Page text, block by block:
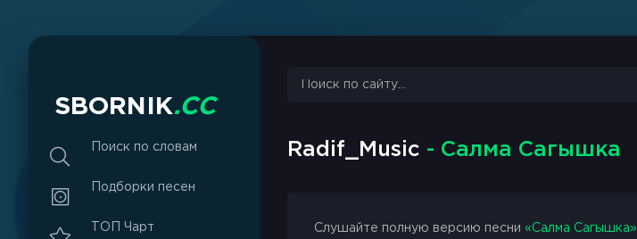
S BO R N K.CC
Radif_Music - Салма Сагышка
Слушайте полную версию песни «Салма Сагышка»
Поиск по словам
Подборки песен
ТОП Чарт